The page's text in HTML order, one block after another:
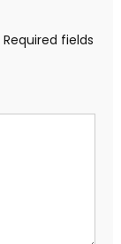
Required fields